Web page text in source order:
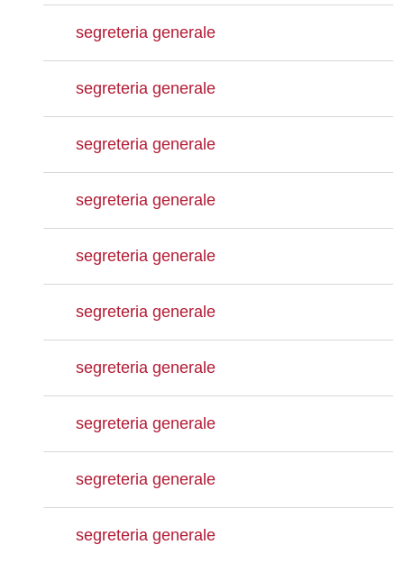
segreteria generale
segreteria generale
segreteria generale
segreteria generale
segreteria generale
segreteria generale
segreteria generale
segreteria generale
segreteria generale
segreteria generale